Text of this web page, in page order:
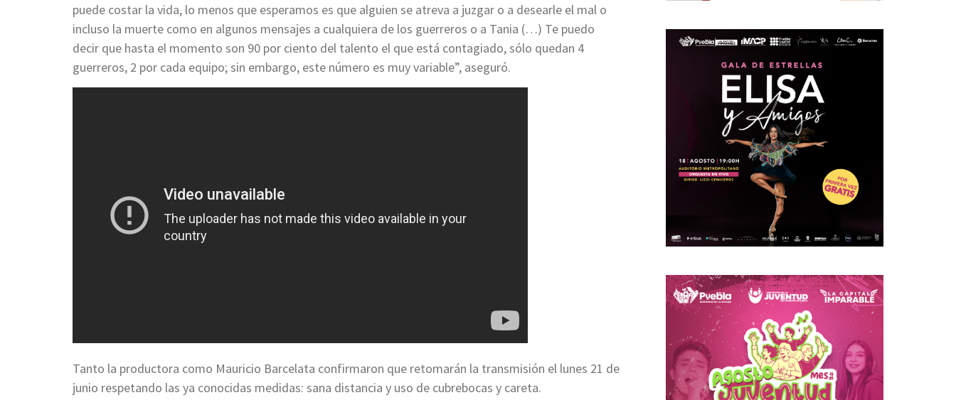
puede costar la vida, lo menos que esperamos es que alguien se atreva a juzgar o a desearle el mal o
incluso la muerte como en algunos mensajes a cualquiera de los guerreros o a Tania (…) Te puedo
decir que hasta el momento son 90 por ciento del talento el que está contagiado, sólo quedan 4
guerreros, 2 por cada equipo; sin embargo, este número es muy variable”, aseguró.
Tanto la productora como Mauricio Barcelata confirmaron que retomarán la transmisión el lunes 21 de
junio respetando las ya conocidas medidas: sana distancia y uso de cubrebocas y careta.